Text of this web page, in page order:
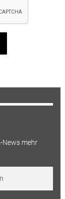
News mehr